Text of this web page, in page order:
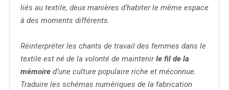
liés au textile, deux manières d’habiter le même espace
à des moments différents.
Réinterpréter les chants de travail des femmes dans le
textile est né de la volonté de maintenirle fil de la
mémoire d’une culture populaire riche et méconnue.
Traduire les schémas numériques de la fabrication